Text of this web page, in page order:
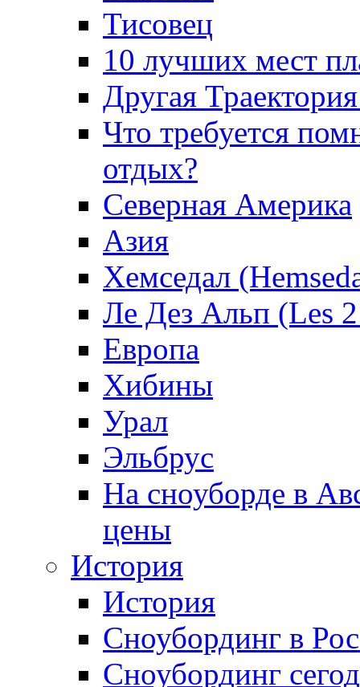
Тисовец
10 лучших мест
Другая
Что требуется
отдых?
Северная Америка
Азия
Хемседал
Ле Дез Альп (Les
Европа
Хибины
Урал
Эльбрус
На сноуборде в
цены
История
История
Сноубординг в
Сноубординг